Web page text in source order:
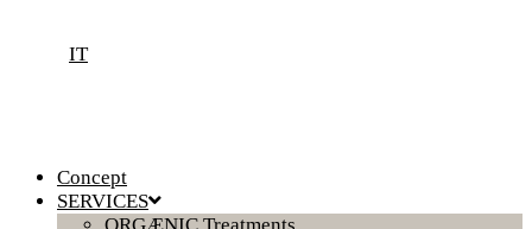
IT
Concept
SERVICES